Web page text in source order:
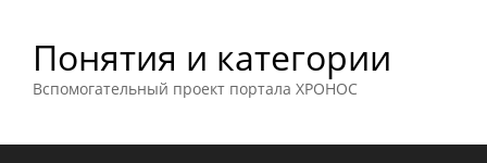
Понятия и категории
Вспомогательный проект портала ХРОНОС